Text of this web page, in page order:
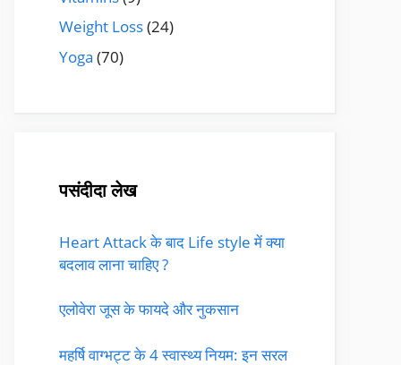
Weight Loss(24)
Yoga (70)
पसंदीदा लेख
Heart Attack के बाद Life style में क्या
बदलाव लाना चाहिए ?
एलोवेरा जूस के फायदे और नुकसान
महर्षि वाग्भट्ट के 4 स्वास्थ्य नियम: इन सरल